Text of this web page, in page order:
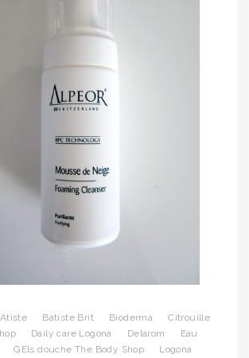
Batiste Brit Bioderma
Citrouille
Daily care Logona Delarom
Eau
GEls douche The Body Shop
Logona